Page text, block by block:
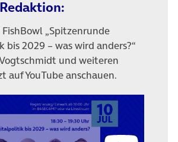
FishBowl „Spitzenrunde
2029 – was wird anders?“
und weiteren
auf YouTube anschauen.